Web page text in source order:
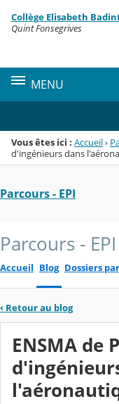
Menu de la rubrique
Contenu
Collège Elisabeth
Quint Fonsegrives
MENU
Vous êtes ici : Accueil›
d'ingénieurs dans
Parcours - EPI
Parcours - EPI
Accueil Blog Dossiers
‹ Retour au blog
ENSMA de